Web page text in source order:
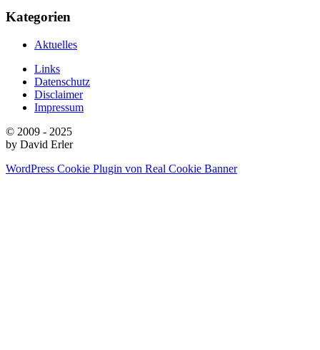
Kategorien
Aktuelles
Links
Datenschutz
Disclaimer
Impressum
© 2009 - 2025
by David Erler
WordPress Cookie Plugin von Real Cookie Banner